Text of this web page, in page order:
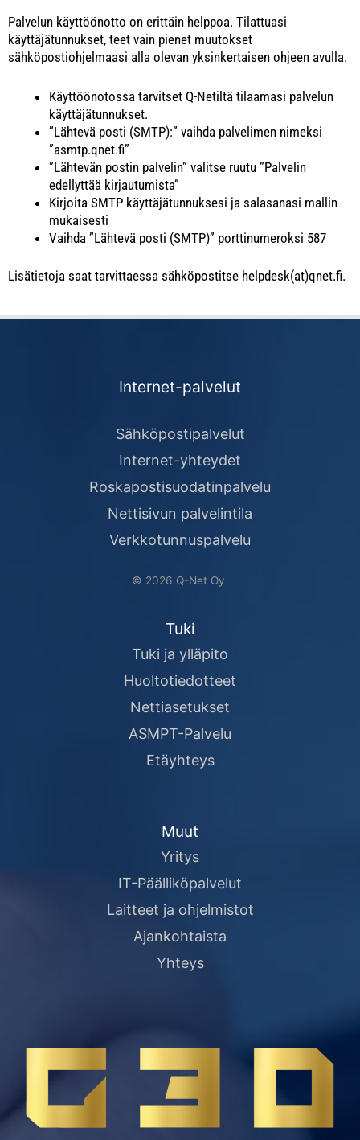
Palvelun käyttöönotto on erittäin helppoa. Tilattuasi
käyttäjätunnukset, teet vain pienet muutokset
sähköpostiohjelmaasi alla olevan yksinkertaisen ohjeen avulla.
Käyttöönotossa tarvitset Q-Netiltä tilaamasi palvelun
käyttäjätunnukset.
”Lähtevä posti (SMTP):” vaihda palvelimen nimeksi
”asmtp.qnet.fi”
”Lähtevän postin palvelin” valitse ruutu ”Palvelin
edellyttää kirjautumista”
Kirjoita SMTP käyttäjätunnuksesi ja salasanasi mallin
mukaisesti
Vaihda ”Lähtevä posti (SMTP)” porttinumeroksi 587
Lisätietoja saat tarvittaessa sähköpostitse helpdesk(at)qnet.fi.
Internet-palvelut
Sähköpostipalvelut
Internet-yhteydet
Roskapostisuodatinpalvelu
Nettisivun palvelintila
Verkkotunnuspalvelu
© 2026 Q-Net Oy
Tuki
Tuki ja ylläpito
Huoltotiedotteet
Nettiasetukset
ASMPT-Palvelu
Etäyhteys
Muut
Yritys
IT-Päälliköpalvelut
Laitteet ja ohjelmistot
Ajankohtaista
Yhteys